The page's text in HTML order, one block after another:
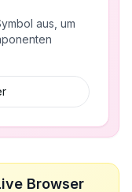
aus, um
Browser